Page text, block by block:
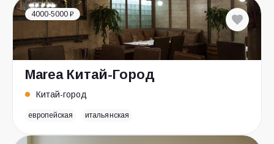
4000-5000 ₽
Marea Китай-Город
Китай-город
европейская итальянская